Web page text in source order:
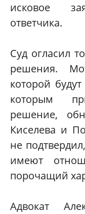
исковое
ответчика.
Суд огласил
решения.
которой
которым
решение,
Киселева и
не
имеют
порочащий
Адвокат